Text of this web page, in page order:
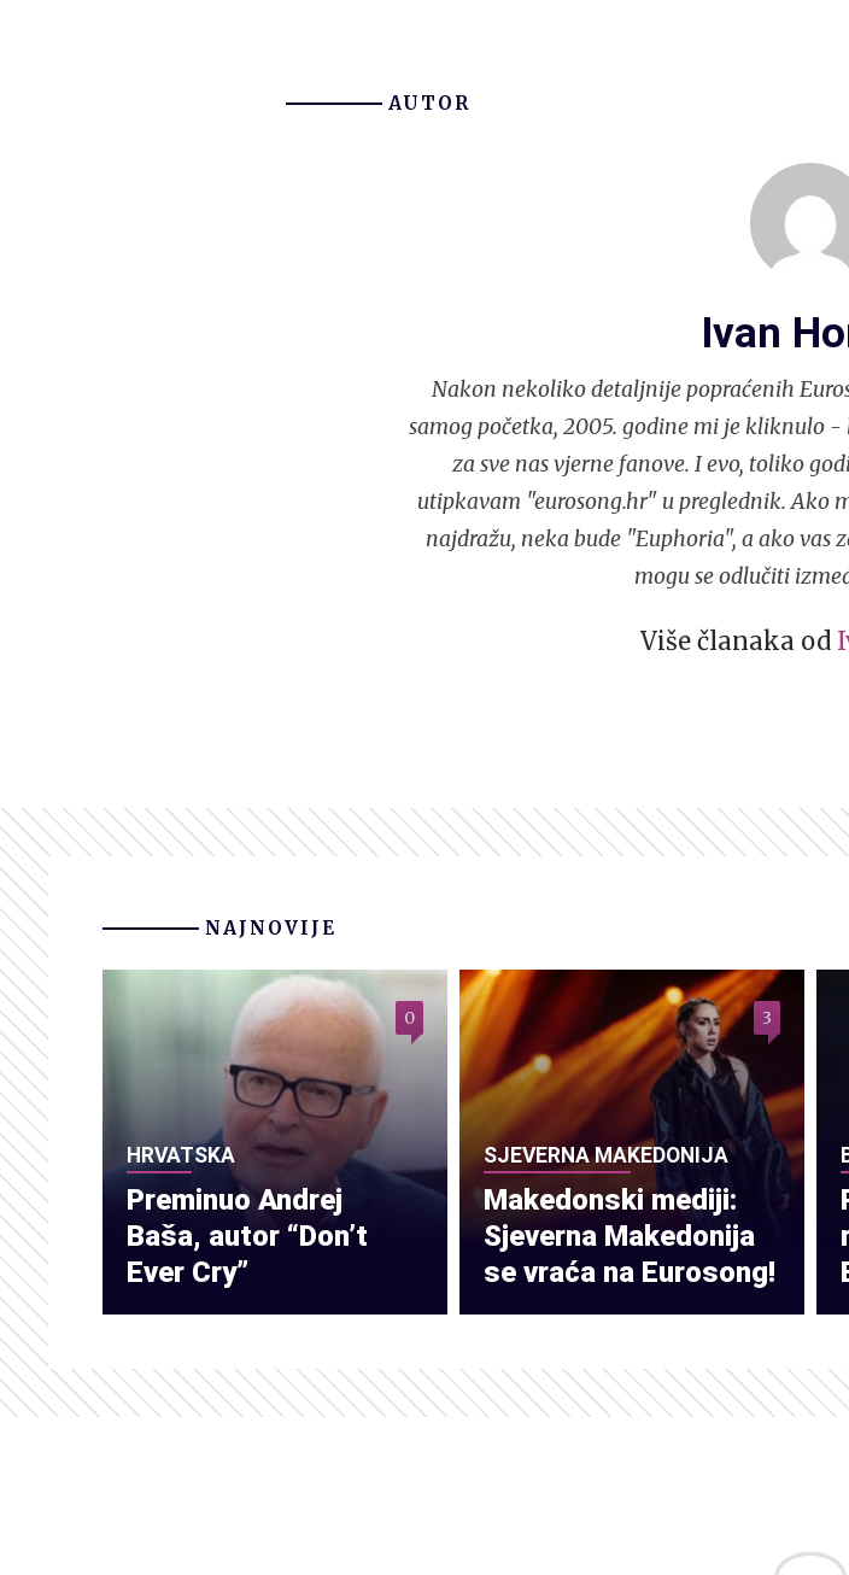
AUTOR
Ivan
Nakon nekoliko detaljnije popraćenih
samog početka, 2005. godine mi je kliknulo
za sve nas vjerne fanove. I evo, toliko
utipkavam "eurosong.hr" u preglednik. Ako
najdražu, neka bude "Euphoria", a ako
mogu se odlučiti
Više članaka od
NAJNOVIJE
HRVATSKA
Preminuo Andrej
Baša, autor “Don’t
Ever Cry”
0
SJEVERNA MAKEDONIJA
Makedonski mediji:
Sjeverna Makedonija
se vraća na Eurosong!
3